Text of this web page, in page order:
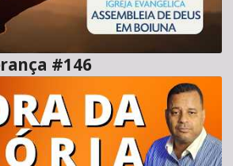
A Voz da Esperança #146